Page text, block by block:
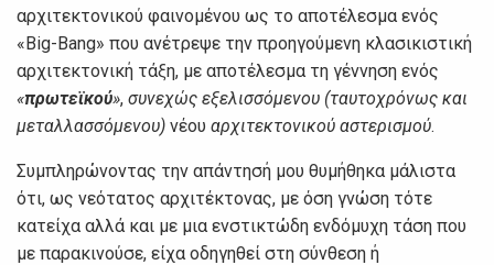
αρχιτεκτονικού φαινομένου ως το αποτέλεσμα ενός
«Big-Bang» που ανέτρεψε την προηγούμενη κλασικιστική
αρχιτεκτονική τάξη, με αποτέλεσμα τη γέννηση ενός
«πρωτεϊκού», συνεχώς εξελισσόμενου (ταυτοχρόνως και
μεταλλασσόμενου) νέου αρχιτεκτονικού αστερισμού.
Συμπληρώνοντας την απάντησή μου θυμήθηκα μάλιστα
ότι, ως νεότατος αρχιτέκτονας, με όση γνώση τότε
κατείχα αλλά και με μια ενστικτώδη ενδόμυχη τάση που
με παρακινούσε, είχα οδηγηθεί στη σύνθεση ή